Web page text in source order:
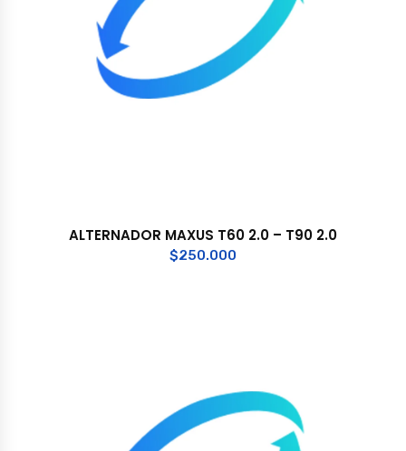
ALTERNADOR MAXUS T60 2.0 – T90 2.0
$250.000